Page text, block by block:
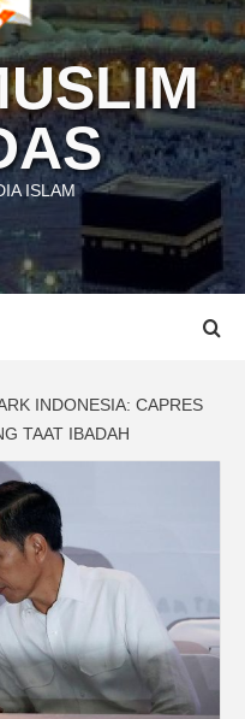
ISLAM
INDONESIA: CAPRES
TAAT IBADAH